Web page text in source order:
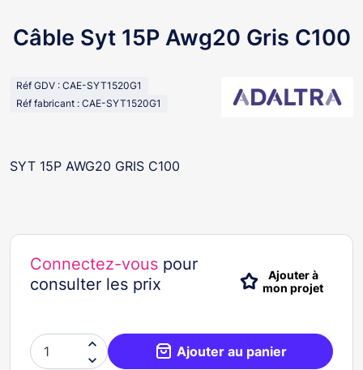
Câble Syt 15P Awg20 Gris C100
Réf GDV : CAE-SYT1520G1
Réf fabricant : CAE-SYT1520G1
SYT 15P AWG20 GRIS C100
Connectez-vous pour
consulter les prix
Ajouter à
mon projet

 Ajouter au panier